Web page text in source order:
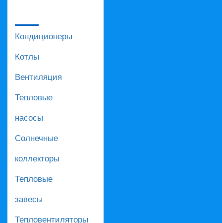
Кондиционеры
Котлы
Вентиляция
Тепловые
насосы
Солнечные
коллекторы
Тепловые
завесы
Тепловентиляторы